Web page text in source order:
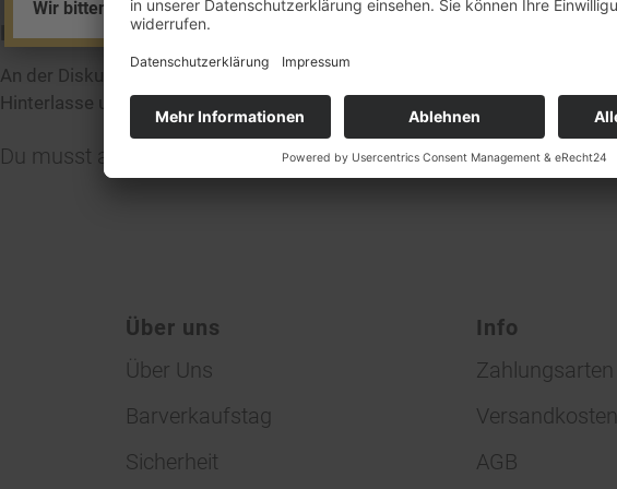
Hinterlasse einen Kommentar
An der Diskussion beteiligen?
Hinterlasse uns deinen Kommentar!
Du musst angemeldet sein, um einen Kommentar abzugeben.
Über uns
Über Uns
Barverkaufstag
Sicherheit
Info
Zahlungsarten
Versandkosten
AGB
Wir bitten um Ihr Verständnis!